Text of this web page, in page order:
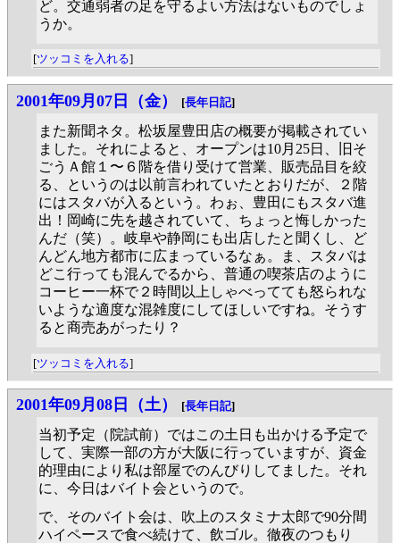
ど。交通弱者の足を守るよい方法はないものでしょ
うか。
[ツッコミを入れる]
2001年09月07日（金） [長年日記]
また新聞ネタ。松坂屋豊田店の概要が掲載されてい
ました。それによると、オープンは10月25日、旧そ
ごうＡ館１〜６階を借り受けて営業、販売品目を絞
る、というのは以前言われていたとおりだが、２階
にはスタバが入るという。わぉ、豊田にもスタバ進
出！岡崎に先を越されていて、ちょっと悔しかった
んだ（笑）。岐阜や静岡にも出店したと聞くし、ど
んどん地方都市に広まっているなぁ。ま、スタバは
どこ行っても混んでるから、普通の喫茶店のように
コーヒー一杯で２時間以上しゃべってても怒られな
いような適度な混雑度にしてほしいですね。そうす
ると商売あがったり？
[ツッコミを入れる]
2001年09月08日（土） [長年日記]
当初予定（院試前）ではこの土日も出かける予定で
して、実際一部の方が大阪に行っていますが、資金
的理由により私は部屋でのんびりしてました。それ
に、今日はバイト会というので。
で、そのバイト会は、吹上のスタミナ太郎で90分間
ハイペースで食べ続けて、飲ゴル。徹夜のつもり